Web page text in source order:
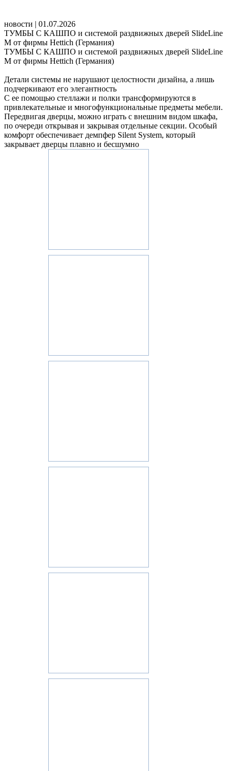
новости | 01.07.2026
ТУМБЫ С КАШПО и системой раздвижных дверей SlideLine
M от фирмы Hettich (Германия)
ТУМБЫ С КАШПО и системой раздвижных дверей SlideLine
M от фирмы Hettich (Германия)
Детали системы не нарушают целостности дизайна, а лишь
подчеркивают его элегантность
С ее помощью стеллажи и полки трансформируются в
привлекательные и многофункциональные предметы мебели.
Передвигая дверцы, можно играть с внешним видом шкафа,
по очереди открывая и закрывая отдельные секции. Особый
комфорт обеспечивает демпфер Silent System, который
закрывает дверцы плавно и бесшумно